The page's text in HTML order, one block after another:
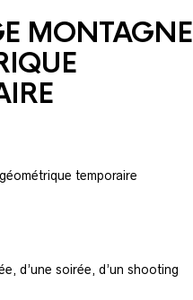
MONTAGNE
temporaire
d’une soirée, d’un shooting